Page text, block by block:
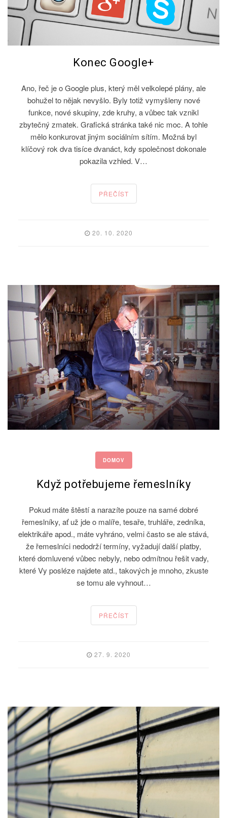
Konec Google+
Ano, řeč je o Google plus, který měl velkolepé plány, ale
bohužel to nějak nevyšlo. Byly totiž vymyšleny nové
funkce, nové skupiny, zde kruhy, a vůbec tak vznikl
zbytečný zmatek. Grafická stránka také nic moc. A tohle
mělo konkurovat jiným sociálním sítím. Možná byl
klíčový rok dva tisíce dvanáct, kdy společnost dokonale
pokazila vzhled. V…
PŘEČÍST
20. 10. 2020
DOMOV
Když potřebujeme řemeslníky
Pokud máte štěstí a narazíte pouze na samé dobré
řemeslníky, ať už jde o malíře, tesaře, truhláře, zedníka,
elektrikáře apod., máte vyhráno, velmi často se ale stává,
že řemeslníci nedodrží termíny, vyžadují další platby,
které domluvené vůbec nebyly, nebo odmítnou řešit vady,
které Vy posléze najdete atd., takových je mnoho, zkuste
se tomu ale vyhnout…
PŘEČÍST
27. 9. 2020